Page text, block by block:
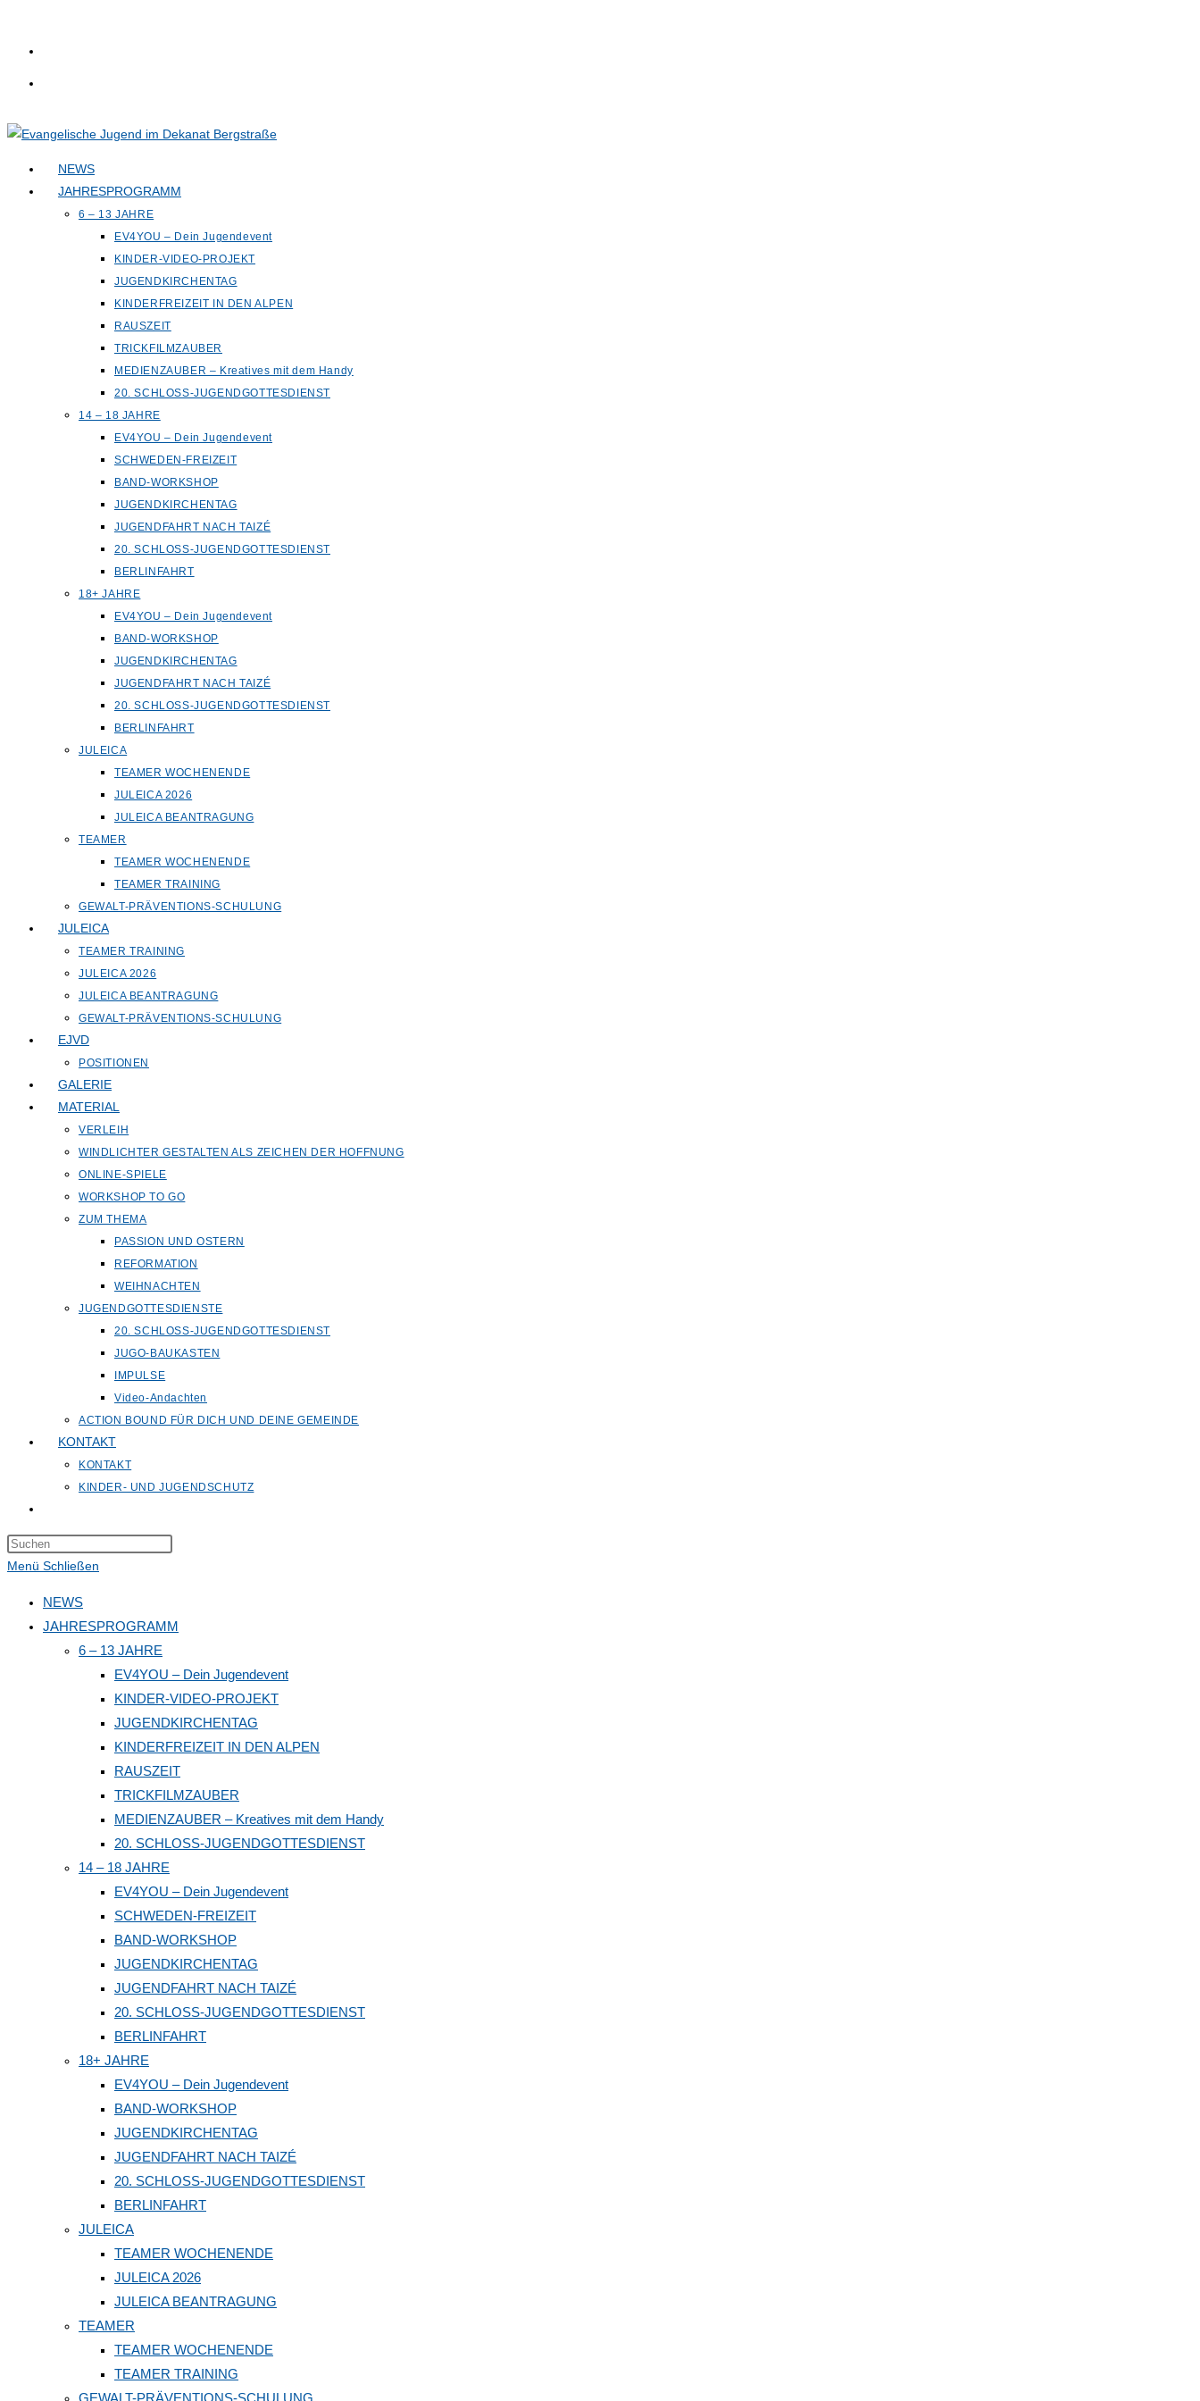
NEWS
JAHRESPROGRAMM
6 – 13 JAHRE
EV4YOU – Dein Jugendevent
KINDER-VIDEO-PROJEKT
JUGENDKIRCHENTAG
KINDERFREIZEIT IN DEN ALPEN
RAUSZEIT
TRICKFILMZAUBER
MEDIENZAUBER – Kreatives mit dem Handy
20. SCHLOSS-JUGENDGOTTESDIENST
14 – 18 JAHRE
EV4YOU – Dein Jugendevent
SCHWEDEN-FREIZEIT
BAND-WORKSHOP
JUGENDKIRCHENTAG
JUGENDFAHRT NACH TAIZÉ
20. SCHLOSS-JUGENDGOTTESDIENST
BERLINFAHRT
18+ JAHRE
EV4YOU – Dein Jugendevent
BAND-WORKSHOP
JUGENDKIRCHENTAG
JUGENDFAHRT NACH TAIZÉ
20. SCHLOSS-JUGENDGOTTESDIENST
BERLINFAHRT
JULEICA
TEAMER WOCHENENDE
JULEICA 2026
JULEICA BEANTRAGUNG
TEAMER
TEAMER WOCHENENDE
TEAMER TRAINING
GEWALT-PRÄVENTIONS-SCHULUNG
JULEICA
TEAMER TRAINING
JULEICA 2026
JULEICA BEANTRAGUNG
GEWALT-PRÄVENTIONS-SCHULUNG
EJVD
POSITIONEN
GALERIE
MATERIAL
VERLEIH
WINDLICHTER GESTALTEN ALS ZEICHEN DER HOFFNUNG
ONLINE-SPIELE
WORKSHOP TO GO
ZUM THEMA
PASSION UND OSTERN
REFORMATION
WEIHNACHTEN
JUGENDGOTTESDIENSTE
20. SCHLOSS-JUGENDGOTTESDIENST
JUGO-BAUKASTEN
IMPULSE
Video-Andachten
ACTION BOUND FÜR DICH UND DEINE GEMEINDE
KONTAKT
KONTAKT
KINDER- UND JUGENDSCHUTZ
umschalten
the
panel.
Menü Schließen
NEWS
JAHRESPROGRAMM
6 – 13 JAHRE
EV4YOU – Dein Jugendevent
KINDER-VIDEO-PROJEKT
JUGENDKIRCHENTAG
KINDERFREIZEIT IN DEN ALPEN
RAUSZEIT
TRICKFILMZAUBER
MEDIENZAUBER – Kreatives mit dem Handy
20. SCHLOSS-JUGENDGOTTESDIENST
14 – 18 JAHRE
EV4YOU – Dein Jugendevent
SCHWEDEN-FREIZEIT
BAND-WORKSHOP
JUGENDKIRCHENTAG
JUGENDFAHRT NACH TAIZÉ
20. SCHLOSS-JUGENDGOTTESDIENST
BERLINFAHRT
18+ JAHRE
EV4YOU – Dein Jugendevent
BAND-WORKSHOP
JUGENDKIRCHENTAG
JUGENDFAHRT NACH TAIZÉ
20. SCHLOSS-JUGENDGOTTESDIENST
BERLINFAHRT
JULEICA
TEAMER WOCHENENDE
JULEICA 2026
JULEICA BEANTRAGUNG
TEAMER
TEAMER WOCHENENDE
TEAMER TRAINING
GEWALT-PRÄVENTIONS-SCHULUNG